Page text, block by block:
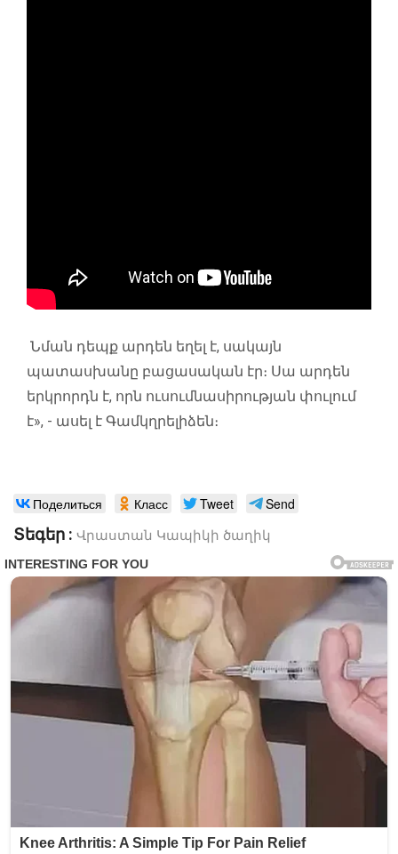
Նման դեպք արդեն եղել է, սակայն
պատասխանը բացասական էր։ Սա արդեն
երկրորդն է, որն ուսումնասիրության փուլում
է», - ասել է Գամկղրելիձեն։
Поделиться Класс Tweet Send
Տեգեր : Վրաստան Կապիկի ծաղիկ